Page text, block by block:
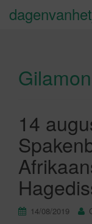
14
14/08/2019